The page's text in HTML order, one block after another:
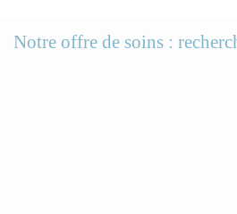
Notre offre de soins :